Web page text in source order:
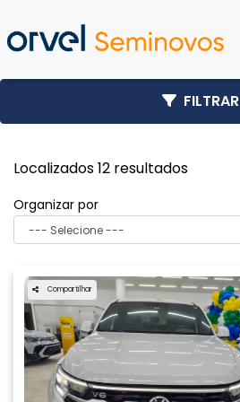
Localizados 12 resultados
FILTRAR
Organizar por
Compartilhar